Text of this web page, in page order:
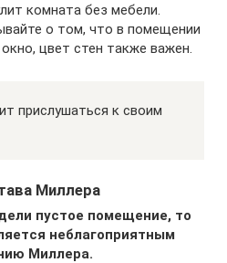
комната без мебели.
о том, что в помещении
цвет стен также важен.
прислушаться к своим
Миллера
пустое помещение, то
неблагоприятным
Миллера.